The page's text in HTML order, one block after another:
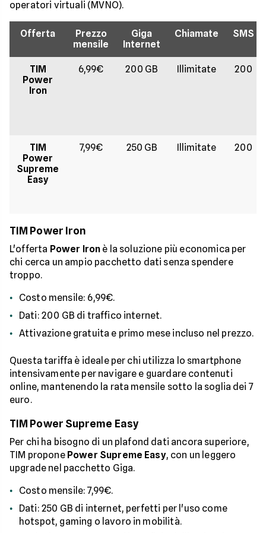
operatori virtuali (MVNO).
Offerta
Prezzo
mensile
Giga
Internet
Chiamate SMS
TIM
Power
Iron
6,99€ 200 GB Illimitate 200
TIM
Power
Supreme
Easy
7,99€ 250 GB Illimitate 200
TIM Power Iron
L'offerta Power Iron è la soluzione più economica per
chi cerca un ampio pacchetto dati senza spendere
troppo.
Costo mensile: 6,99€.
Dati: 200 GB di traffico internet.
Attivazione gratuita e primo mese incluso nel prezzo.
Questa tariffa è ideale per chi utilizza lo smartphone
intensivamente per navigare e guardare contenuti
online, mantenendo la rata mensile sotto la soglia dei 7
euro.
TIM Power Supreme Easy
Per chi ha bisogno di un plafond dati ancora superiore,
TIM propone Power Supreme Easy, con un leggero
upgrade nel pacchetto Giga.
Costo mensile: 7,99€.
Dati: 250 GB di internet, perfetti per l'uso come
hotspot, gaming o lavoro in mobilità.